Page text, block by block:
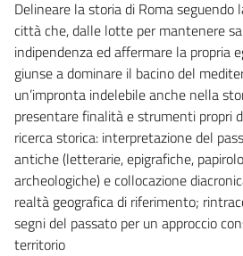
Delineare la storia di Roma seguendo
città che, dalle lotte per mantenere
indipendenza ed affermare la propria
giunse a dominare il bacino del
un’impronta indelebile anche nella
presentare finalità e strumenti propri
ricerca storica: interpretazione del
antiche (letterarie, epigrafiche,
archeologiche) e collocazione
realtà geografica di riferimento;
segni del passato per un approccio
territorio